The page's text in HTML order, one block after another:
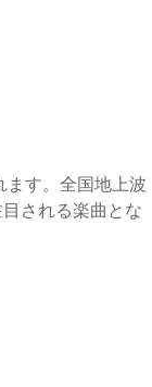
ます。全国地上波
される楽曲とな